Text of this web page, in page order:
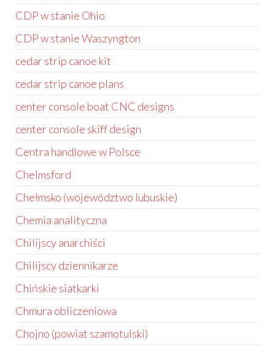
CDP w stanie Ohio
CDP w stanie Waszyngton
cedar strip canoe kit
cedar strip canoe plans
center console boat CNC designs
center console skiff design
Centra handlowe w Polsce
Chelmsford
Chełmsko (województwo lubuskie)
Chemia analityczna
Chilijscy anarchiści
Chilijscy dziennikarze
Chińskie siatkarki
Chmura obliczeniowa
Chojno (powiat szamotulski)